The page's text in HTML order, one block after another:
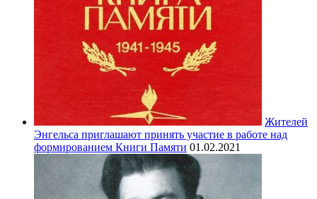
Жителей
Энгельса приглашают принять участие в работе над
формированием Книги Памяти 01.02.2021